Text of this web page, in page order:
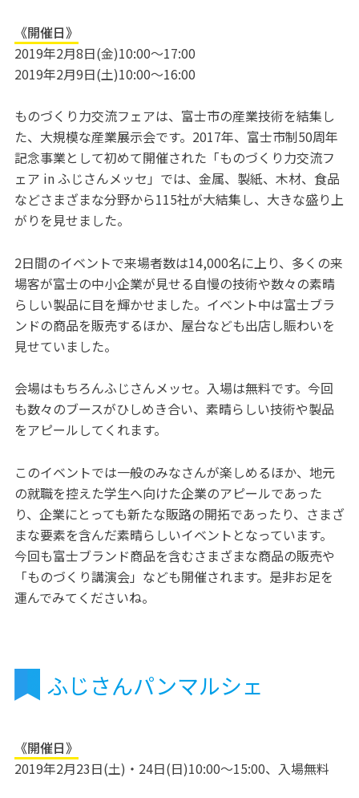
《開催日》
2019年2月8日(金)10:00～17:00
2019年2月9日(土)10:00～16:00
ものづくり力交流フェアは、富士市の産業技術を結集し
た、大規模な産業展示会です。2017年、富士市制50周年
記念事業として初めて開催された「ものづくり力交流フ
ェア in ふじさんメッセ」では、金属、製紙、木材、食品
などさまざまな分野から115社が大結集し、大きな盛り上
がりを見せました。
2日間のイベントで来場者数は14,000名に上り、多くの来
場客が富士の中小企業が見せる自慢の技術や数々の素晴
らしい製品に目を輝かせました。イベント中は富士ブラ
ンドの商品を販売するほか、屋台なども出店し賑わいを
見せていました。
会場はもちろんふじさんメッセ。入場は無料です。今回
も数々のブースがひしめき合い、素晴らしい技術や製品
をアピールしてくれます。
このイベントでは一般のみなさんが楽しめるほか、地元
の就職を控えた学生へ向けた企業のアピールであった
り、企業にとっても新たな販路の開拓であったり、さまざ
まな要素を含んだ素晴らしいイベントとなっています。
今回も富士ブランド商品を含むさまざまな商品の販売や
「ものづくり講演会」なども開催されます。是非お足を
運んでみてくださいね。
ふじさんパンマルシェ
《開催日》
2019年2月23日(土)・24日(日)10:00～15:00、入場無料